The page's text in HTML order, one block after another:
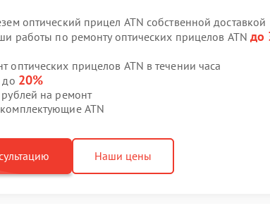
оптический прицел ATN собственной доставкой
работы по ремонту оптических прицелов ATN до
оптических прицелов ATN в течении часа
до 20%
на ремонт
ATN
Наши цены